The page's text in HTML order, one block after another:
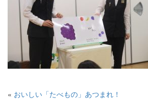
« おいしい「たべもの」あつまれ！